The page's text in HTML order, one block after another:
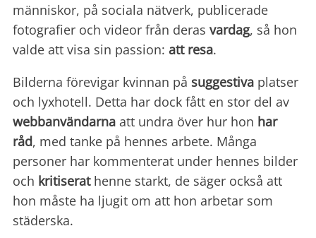
människor, på sociala nätverk, publicerade
fotografier och videor från deras vardag, så hon
valde att visa sin passion: att resa.
Bilderna förevigar kvinnan på suggestiva platser
och lyxhotell. Detta har dock fått en stor del av
webbanvändarna att undra över hur hon har
råd, med tanke på hennes arbete. Många
personer har kommenterat under hennes bilder
och kritiserathenne starkt, de säger också att
hon måste ha ljugit om att hon arbetar som
städerska.